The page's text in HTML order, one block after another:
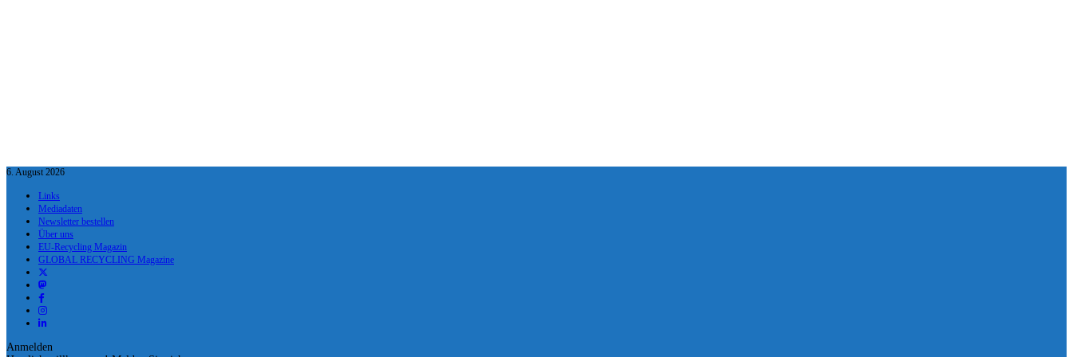
6. August 2026
Links
Mediadaten
Newsletter bestellen
Über uns
EU-Recycling Magazin
GLOBAL RECYCLING Magazine
Anmelden